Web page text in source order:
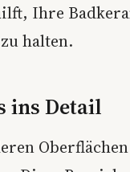
Ihre
halten.
ins Detail